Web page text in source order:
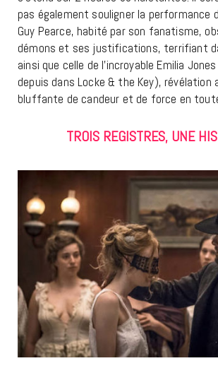
pas également souligner la performance
Guy Pearce, habité par son fanatisme,
démons et ses justifications, terrifiant
ainsi que celle de l’incroyable Emilia
depuis dans Locke & the Key), révélation
bluffante de candeur et de force en
TROIS REGISTRES, UNE